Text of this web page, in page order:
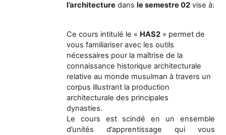
l’architecture dansle semestre 02 vise à:
Ce cours intitulé le « HAS2 » permet de
vous familiariser avec les outils
nécessaires pour la maîtrise de la
connaissance historique architecturale
relative au monde musulman à travers un
corpus illustrant la production
architecturale des principales
dynasties.
Le cours est scindé en un ensemble
d’unités d’apprentissage qui vous